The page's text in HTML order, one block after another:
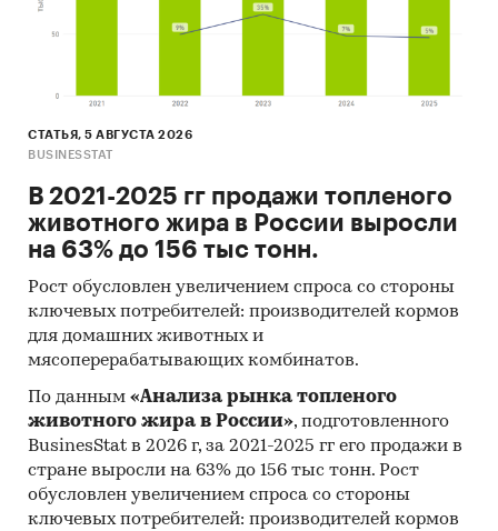
СТАТЬЯ, 5 АВГУСТА 2026
BUSINESSTAT
В 2021-2025 гг продажи топленого
животного жира в России выросли
на 63% до 156 тыс тонн.
Рост обусловлен увеличением спроса со стороны
ключевых потребителей: производителей кормов
для домашних животных и
мясоперерабатывающих комбинатов.
По данным «Анализа рынка топленого
животного жира в России», подготовленного
BusinesStat в 2026 г, за 2021-2025 гг его продажи в
стране выросли на 63% до 156 тыс тонн. Рост
обусловлен увеличением спроса со стороны
ключевых потребителей: производителей кормов